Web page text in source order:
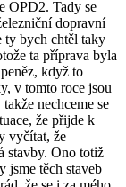
OPD2. Tady se
dopravní
ty bych chtěl taky
ta příprava byla
když to
v tomto roce jsou
nechceme se
že přijde k
vyčítat, že
stavby. Ono totiž
jsme těch staveb